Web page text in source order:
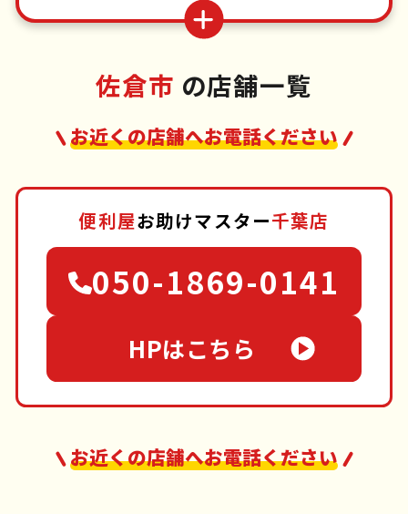
佐倉市 の店舗一覧
お近くの店舗へお電話ください
便利屋お助けマスター千葉店
050-1869-0141
HPはこちら
お近くの店舗へお電話ください